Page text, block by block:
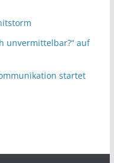
unvermittelbar?“ auf
startet